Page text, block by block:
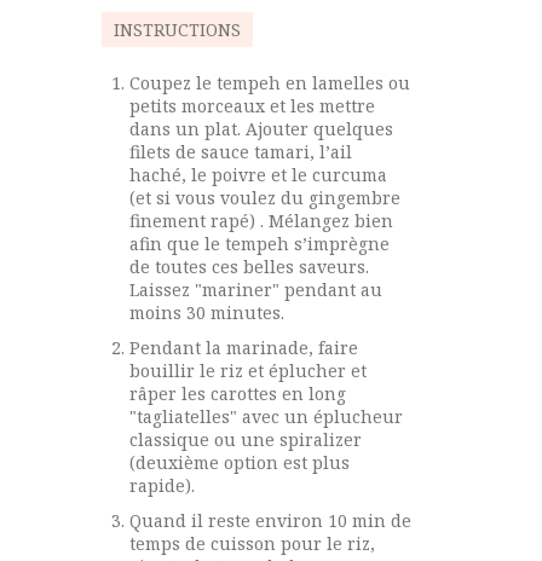
INSTRUCTIONS
Coupez le tempeh en lamelles ou
petits morceaux et les mettre
dans un plat. Ajouter quelques
filets de sauce tamari, l’ail
haché, le poivre et le curcuma
(et si vous voulez du gingembre
finement rapé) . Mélangez bien
afin que le tempeh s’imprègne
de toutes ces belles saveurs.
Laissez "mariner" pendant au
moins 30 minutes.
Pendant la marinade, faire
bouillir le riz et éplucher et
râper les carottes en long
"tagliatelles" avec un éplucheur
classique ou une spiralizer
(deuxième option est plus
rapide).
Quand il reste environ 10 min de
temps de cuisson pour le riz,